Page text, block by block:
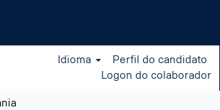
Idioma
Perfil do candidato
Logon do colaborador
(página